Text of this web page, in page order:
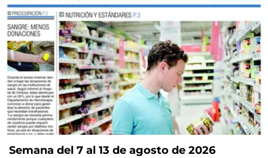
Semana del 7 al 13 de agosto de 2026